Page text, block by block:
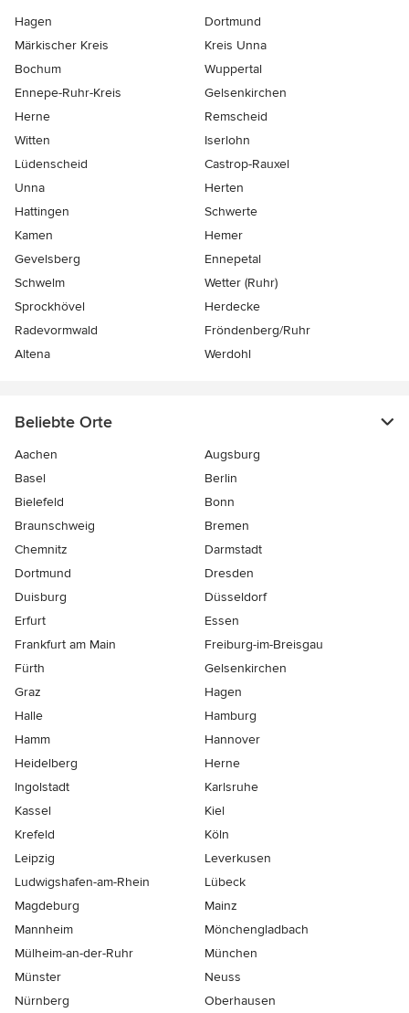
Hagen
Dortmund
Märkischer Kreis
Kreis Unna
Bochum
Wuppertal
Ennepe-Ruhr-Kreis
Gelsenkirchen
Herne
Remscheid
Witten
Iserlohn
Lüdenscheid
Castrop-Rauxel
Unna
Herten
Hattingen
Schwerte
Kamen
Hemer
Gevelsberg
Ennepetal
Schwelm
Wetter (Ruhr)
Sprockhövel
Herdecke
Radevormwald
Fröndenberg/Ruhr
Altena
Werdohl
Beliebte Orte
Aachen
Augsburg
Basel
Berlin
Bielefeld
Bonn
Braunschweig
Bremen
Chemnitz
Darmstadt
Dortmund
Dresden
Duisburg
Düsseldorf
Erfurt
Essen
Frankfurt am Main
Freiburg-im-Breisgau
Fürth
Gelsenkirchen
Graz
Hagen
Halle
Hamburg
Hamm
Hannover
Heidelberg
Herne
Ingolstadt
Karlsruhe
Kassel
Kiel
Krefeld
Köln
Leipzig
Leverkusen
Ludwigshafen-am-Rhein
Lübeck
Magdeburg
Mainz
Mannheim
Mönchen­gladbach
Mülheim-an-der-Ruhr
München
Münster
Neuss
Nürnberg
Oberhausen